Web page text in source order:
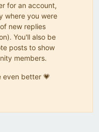
for an account,
where you were
new replies
You'll also be
posts to show
members.
even better 💗